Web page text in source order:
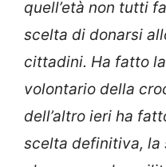
quell’età non tutti
scelta di donarsi
cittadini. Ha fatto
volontario della
dell’altro ieri ha
scelta definitiva, la